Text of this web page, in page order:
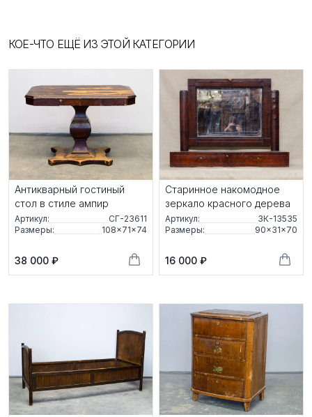
КОЕ-ЧТО ЕЩЁ ИЗ ЭТОЙ КАТЕГОРИИ
Антикварный гостиный
стол в стиле ампир
Артикул:
СГ-23611
Размеры:
108×71×74
38 000 ₽
Старинное накомодное
зеркало красного дерева
Артикул:
ЗК-13535
Размеры:
90×31×70
16 000 ₽